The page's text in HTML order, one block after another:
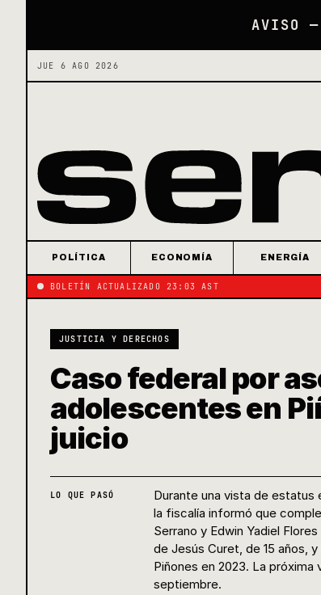
AVISO —
JUE 6 AGO 2026
POLÍTICA ECONOMÍA ENERGÍA
BOLETÍN ACTUALIZADO 23:03 AST
JUSTICIA Y DERECHOS
Caso federal por
adolescentes en
juicio
LO QUE PASÓ
Durante una vista de estatus
la fiscalía informó que
Serrano y Edwin Yadiel
de Jesús Curet, de 15 años,
Piñones en 2023. La
septiembre.